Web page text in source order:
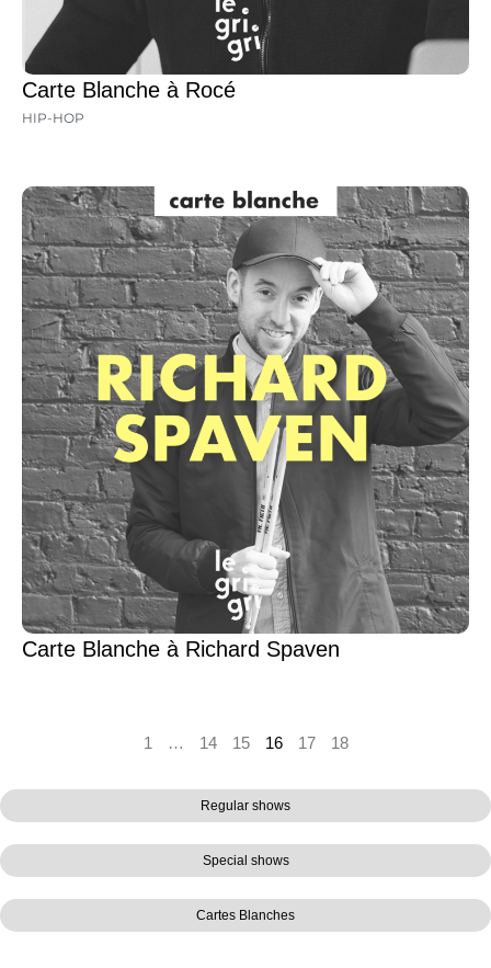
Regular shows
Special shows
Cartes Blanches
Carte Blanche à Rocé
HIP-HOP
Carte Blanche à Richard Spaven
1 … 14 15 16 17 18